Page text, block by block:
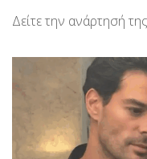
Δείτε την ανάρτησή της